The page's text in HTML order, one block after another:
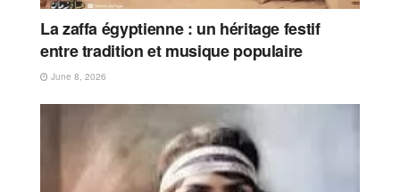
La zaffa égyptienne : un héritage festif
entre tradition et musique populaire
June 8, 2026